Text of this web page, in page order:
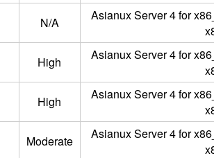
N/A
Asianux Server 4 for
High
Asianux Server 4 for
High
Asianux Server 4 for
Moderate
Asianux Server 4 for